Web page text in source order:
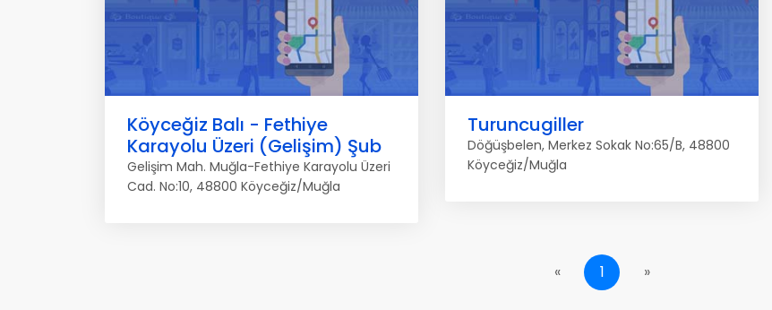
Köyceğiz Balı - Fethiye
Karayolu Üzeri (Gelişim) Şub
Gelişim Mah. Muğla-Fethiye Karayolu Üzeri
Cad. No:10, 48800 Köyceğiz/Muğla
Turuncugiller
Döğüşbelen, Merkez Sokak No:65/B, 48800
Köyceğiz/Muğla
« 1 »